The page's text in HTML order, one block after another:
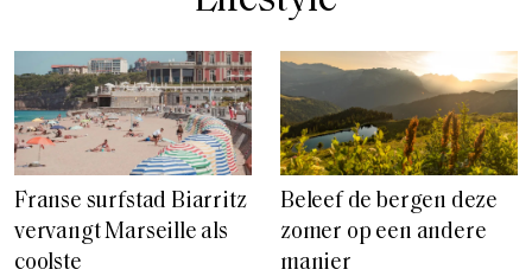
Franse surfstad Biarritz
vervangt Marseille als
coolste
Beleef de bergen deze
zomer op een andere
manier